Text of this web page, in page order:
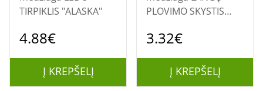
TIRPIKLIS "ALASKA"
4.88€
Į KREPŠELĮ
PLOVIMO SKYSTIS
3.32€
Į KREPŠELĮ